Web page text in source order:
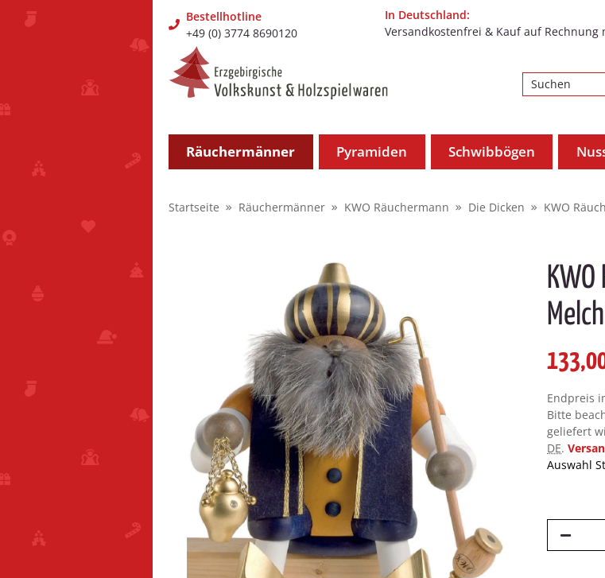
Bestellhotline
+49 (0) 3774 8690120
In Deutschland:
Versandkostenfrei & Kauf auf Rechnung
Räuchermänner Pyramiden Schwibbögen
Startseite Räuchermänner KWO Räuchermann Die Dicken KWO
Endpreis
Bitte
geliefert
DE.
Auswahl